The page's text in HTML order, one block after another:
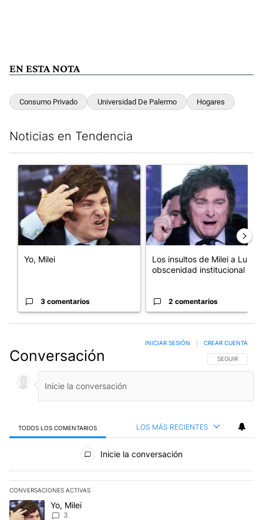
EN ESTA NOTA
Consumo Privado Universidad De Palermo Hogares
Noticias en Tendencia
Un artículo de tendencia con el título "Yo, Milei" con 3
Yo, Milei
3 comentarios
Un artículo de tendencia con
Los insultos de Milei a Lula:
obscenidad institucional
2 comentarios
Conversación SIGA ESTA
SEGUIR
INICIAR SESIÓN CREAR CUENTA
TODOS LOS COMENTARIOS LOS MÁS RECIENTES
Todos los comentarios
Inicie la conversación
CONVERSACIONES ACTIVAS
Este listado muestra los artículos con más comentarios en los
Un artículo de tendencia con el título "Yo, Milei" con 3
Yo, Milei
3